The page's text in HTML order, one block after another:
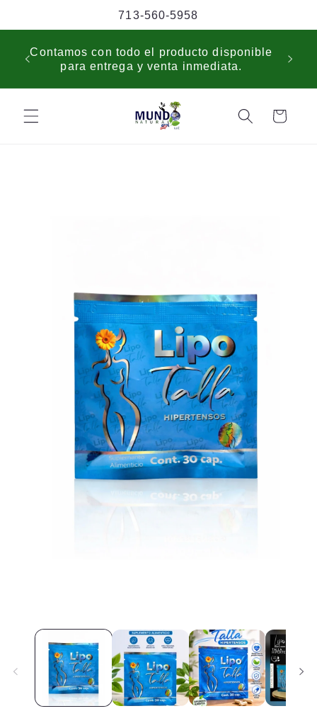
713-560-5958
Contamos con todo el producto disponible
para entrega y venta inmediata.
Cart